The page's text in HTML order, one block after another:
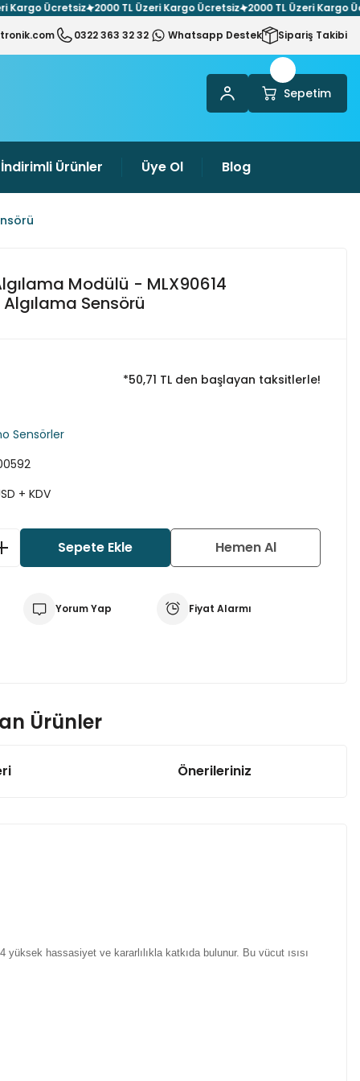
Ücretsiz 2000 TL Üzeri Kargo Ücretsiz 2000 TL Üzeri Kargo
0322 363 32 32 Whatsapp Destek Sipariş Takibi
Sepetim
İndirimli Ürünler Üye Ol Blog
Modülü - MLX90614
Algılama Sensörü
*50,71 TL den başlayan taksitlerle!
Sensörler
+ KDV
Sepete Ekle Hemen Al
Yorum Yap Fiyat Alarmı
Ürünler
100K NTC Sensör / Termistör
Önerileriniz
hassasiyet ve kararlılıkla katkıda bulunur. Bu vücut ısısı